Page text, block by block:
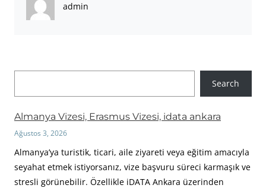
admin
Search
Almanya Vizesi, Erasmus Vizesi, idata ankara
Ağustos 3, 2026
Almanya’ya turistik, ticari, aile ziyareti veya eğitim amacıyla
seyahat etmek istiyorsanız, vize başvuru süreci karmaşık ve
stresli görünebilir. Özellikle iDATA Ankara üzerinden